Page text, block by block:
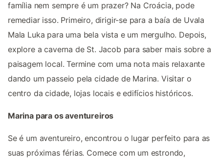
família nem sempre é um prazer? Na Croácia, pode
remediar isso. Primeiro, dirigir-se para a baía de Uvala
Mala Luka para uma bela vista e um mergulho. Depois,
explore a caverna de St. Jacob para saber mais sobre a
paisagem local. Termine com uma nota mais relaxante
dando um passeio pela cidade de Marina. Visitar o
centro da cidade, lojas locais e edifícios históricos.
Marina para os aventureiros
Se é um aventureiro, encontrou o lugar perfeito para as
suas próximas férias. Comece com um estrondo,